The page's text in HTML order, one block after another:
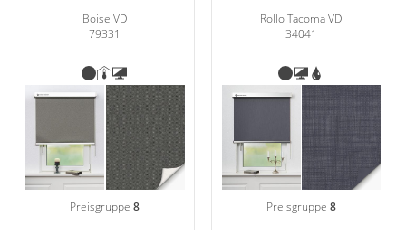
Boise VD
79331
Preisgruppe8
Rollo Tacoma VD
34041
Preisgruppe 8